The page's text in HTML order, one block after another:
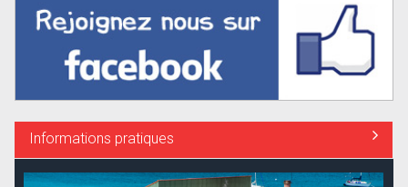
Informations pratiques